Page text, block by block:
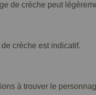
de crèche peut
crèche est indicatif.
à trouver le